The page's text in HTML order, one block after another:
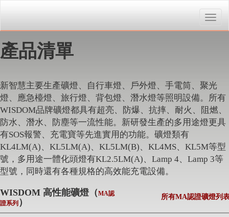
Toggle
產品清單
新智慧主要生產礦燈、自行車燈、戶外燈、手電筒、聚光
燈、應急檯燈、旅行燈、背包燈、潛水燈等照明設備。所有
WISDOM品牌礦燈都具有超亮、防爆、抗摔、耐火、阻燃、
防水、潛水、防塵等一流性能。新研發生產的多用途燈更具
有SOS報警、充電寶等先進實用的功能。礦燈類有
KL4LM(A)、KL5LM(A)、KL5LM(B)、KL4MS、KL5M等型
號，多用途一體化頭燈有KL2.5LM(A)、Lamp 4、Lamp 3等
型號，同時還有各種規格的高效能充電設備。
WISDOM 高性能礦燈（MA認
證系列 ）
所有MA認證礦燈列